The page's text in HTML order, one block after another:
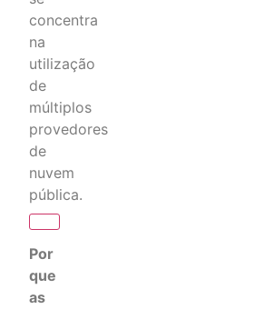
concentra
na
utilização
de
múltiplos
provedores
de
nuvem
pública.
Por
que
as